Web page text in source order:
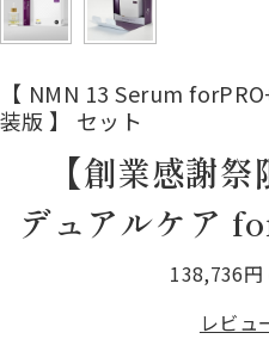
【 NMN 13 Serum
装版 】 セット
【創業感謝
デュアルケア
138,736円
レビュ